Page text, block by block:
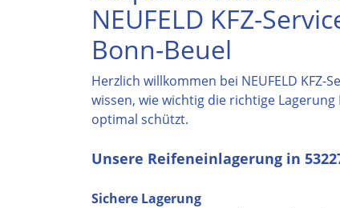
NEUFELD KFZ-
Bonn-Beuel
Herzlich willkommen bei NEUFELD
wissen, wie wichtig die richtige
optimal schützt.
Unsere Reifeneinlagerung in
Sichere Lagerung